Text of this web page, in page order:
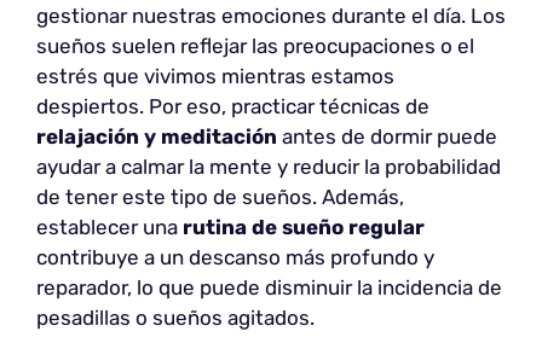
gestionar nuestras emociones durante el día. Los
sueños suelen reflejar las preocupaciones o el
estrés que vivimos mientras estamos
despiertos. Por eso, practicar técnicas de
relajación y meditación antes de dormir puede
ayudar a calmar la mente y reducir la probabilidad
de tener este tipo de sueños. Además,
establecer una rutina de sueño regular
contribuye a un descanso más profundo y
reparador, lo que puede disminuir la incidencia de
pesadillas o sueños agitados.